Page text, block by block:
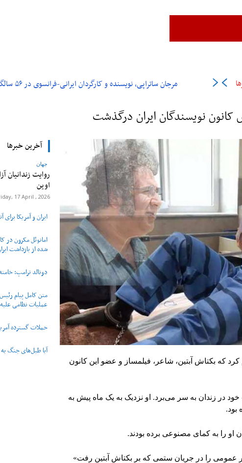
مرجان ساتراپی، نویسنده و کارگردان ایرانی-فرانسوی در ۵۶ سالگی درگذشت
نویسندگان ایران درگذشت
کرد که بکتاش آبتین، شاعر، فیلمساز و عضو این کانون
در زندان به سر می‌برد. او نزدیک به یک ماه پیش به
بود.
را به کمای مصنوعی برده بودند.
عمومی را در جریان ستمی که بر بکتاش آبتین رفت»
آخرین خبرها
جهان
روایت زندانیان
اوین
17 April , 2026
ایران و آمریکا
امانوئل مکرون در
شده از بازداشت
دونالد ترامپ:
متن کامل پیام
عملیات نظامی علیه
حملات گسترده
آیا طبل‌های جنگ